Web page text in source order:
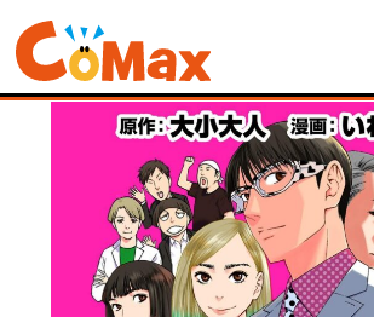
電子書籍マンガ CoMax(コマックス)公式サイ
ORIGINAL> 2ピン芸人5